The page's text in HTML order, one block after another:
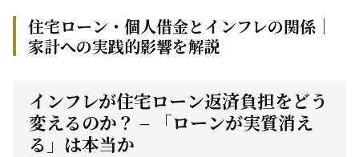
住宅ローン・個人借金とインフレの関係｜
家計への実践的影響を解説
インフレが住宅ローン返済負担をどう
変えるのか？ – 「ローンが実質消え
る」は本当か